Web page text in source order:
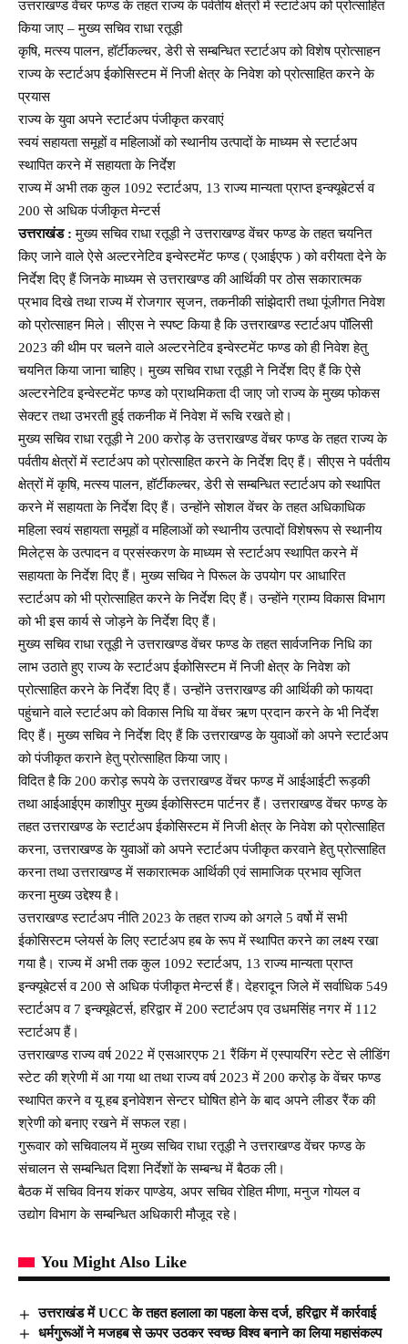
उत्तराखण्ड वेंचर फण्ड के तहत राज्य के पर्वतीय क्षेत्रों में स्टार्टअप को प्रोत्साहित
किया जाए – मुख्य सचिव राधा रतूड़ी
कृषि, मत्स्य पालन, हॉर्टीकल्चर, डेरी से सम्बन्धित स्टार्टअप को विशेष प्रोत्साहन
राज्य के स्टार्टअप ईकोसिस्टम में निजी क्षेत्र के निवेश को प्रोत्साहित करने के
प्रयास
राज्य के युवा अपने स्टार्टअप पंजीकृत करवाएं
स्वयं सहायता समूहों व महिलाओं को स्थानीय उत्पादों के माध्यम से स्टार्टअप
स्थापित करने में सहायता के निर्देश
राज्य में अभी तक कुल 1092 स्टार्टअप, 13 राज्य मान्यता प्राप्त इन्क्यूबेटर्स व
200 से अधिक पंजीकृत मेन्टर्स
उत्तराखंड : मुख्य सचिव राधा रतूड़ी ने उत्तराखण्ड वेंचर फण्ड के तहत चयनित
किए जाने वाले ऐसे अल्टरनेटिव इन्वेस्टमेंट फण्ड ( एआईएफ ) को वरीयता देने के
निर्देश दिए हैं जिनके माध्यम से उत्तराखण्ड की आर्थिकी पर ठोस सकारात्मक
प्रभाव दिखे तथा राज्य में रोजगार सृजन, तकनीकी सांझेदारी तथा पूंजीगत निवेश
को प्रोत्साहन मिले। सीएस ने स्पष्ट किया है कि उत्तराखण्ड स्टार्टअप पॉलिसी
2023 की थीम पर चलने वाले अल्टरनेटिव इन्वेस्टमेंट फण्ड को ही निवेश हेतु
चयनित किया जाना चाहिए। मुख्य सचिव राधा रतूड़ी ने निर्देश दिए हैं कि ऐसे
अल्टरनेटिव इन्वेस्टमेंट फण्ड को प्राथमिकता दी जाए जो राज्य के मुख्य फोकस
सेक्टर तथा उभरती हुई तकनीक में निवेश में रूचि रखते हो।
मुख्य सचिव राधा रतूड़ी ने 200 करोड़ के उत्तराखण्ड वेंचर फण्ड के तहत राज्य के
पर्वतीय क्षेत्रों में स्टार्टअप को प्रोत्साहित करने के निर्देश दिए हैं। सीएस ने पर्वतीय
क्षेत्रों में कृषि, मत्स्य पालन, हॉर्टीकल्चर, डेरी से सम्बन्धित स्टार्टअप को स्थापित
करने में सहायता के निर्देश दिए हैं। उन्होंने सोशल वेंचर के तहत अधिकाधिक
महिला स्वयं सहायता समूहों व महिलाओं को स्थानीय उत्पादों विशेषरूप से स्थानीय
मिलेट्स के उत्पादन व प्रसंस्करण के माध्यम से स्टार्टअप स्थापित करने में
सहायता के निर्देश दिए हैं। मुख्य सचिव ने पिरूल के उपयोग पर आधारित
स्टार्टअप को भी प्रोत्साहित करने के निर्देश दिए हैं। उन्होंने ग्राम्य विकास विभाग
को भी इस कार्य से जोड़ने के निर्देश दिए हैं।
मुख्य सचिव राधा रतूड़ी ने उत्तराखण्ड वेंचर फण्ड के तहत सार्वजनिक निधि का
लाभ उठाते हुए राज्य के स्टार्टअप ईकोसिस्टम में निजी क्षेत्र के निवेश को
प्रोत्साहित करने के निर्देश दिए हैं। उन्होंने उत्तराखण्ड की आर्थिकी को फायदा
पहुंचाने वाले स्टार्टअप को विकास निधि या वेंचर ऋण प्रदान करने के भी निर्देश
दिए हैं। मुख्य सचिव ने निर्देश दिए हैं कि उत्तराखण्ड के युवाओं को अपने स्टार्टअप
को पंजीकृत कराने हेतु प्रोत्साहित किया जाए।
विदित है कि 200 करोड़ रूपये के उत्तराखण्ड वेंचर फण्ड में आईआईटी रूड़की
तथा आईआईएम काशीपुर मुख्य ईकोसिस्टम पार्टनर हैं। उत्तराखण्ड वेंचर फण्ड के
तहत उत्तराखण्ड के स्टार्टअप ईकोसिस्टम में निजी क्षेत्र के निवेश को प्रोत्साहित
करना, उत्तराखण्ड के युवाओं को अपने स्टार्टअप पंजीकृत करवाने हेतु प्रोत्साहित
करना तथा उत्तराखण्ड में सकारात्मक आर्थिकी एवं सामाजिक प्रभाव सृजित
करना मुख्य उद्देश्य है।
उत्तराखण्ड स्टार्टअप नीति 2023 के तहत राज्य को अगले 5 वर्षो में सभी
ईकोसिस्टम प्लेयर्स के लिए स्टार्टअप हब के रूप में स्थापित करने का लक्ष्य रखा
गया है। राज्य में अभी तक कुल 1092 स्टार्टअप, 13 राज्य मान्यता प्राप्त
इन्क्यूबेटर्स व 200 से अधिक पंजीकृत मेन्टर्स हैं। देहरादून जिले में सर्वाधिक 549
स्टार्टअप व 7 इन्क्यूबेटर्स, हरिद्वार में 200 स्टार्टअप एव उधमसिंह नगर में 112
स्टार्टअप हैं।
उत्तराखण्ड राज्य वर्ष 2022 में एसआरएफ 21 रैंकिंग में एस्पायरिंग स्टेट से लीडिंग
स्टेट की श्रेणी में आ गया था तथा राज्य वर्ष 2023 में 200 करोड़ के वेंचर फण्ड
स्थापित करने व यू हब इनोवेशन सेन्टर घोषित होने के बाद अपने लीडर रैंक की
श्रेणी को बनाए रखने में सफल रहा।
गुरूवार को सचिवालय में मुख्य सचिव राधा रतूड़ी ने उत्तराखण्ड वेंचर फण्ड के
संचालन से सम्बन्धित दिशा निर्देशों के सम्बन्ध में बैठक ली।
बैठक में सचिव विनय शंकर पाण्डेय, अपर सचिव रोहित मीणा, मनुज गोयल व
उद्योग विभाग के सम्बन्धित अधिकारी मौजूद रहे।
You Might Also Like
उत्तराखंड में UCC के तहत हलाला का पहला केस दर्ज, हरिद्वार में कार्रवाई
धर्मगुरूओं ने मजहब से ऊपर उठकर स्वच्छ विश्व बनाने का लिया महासंकल्प